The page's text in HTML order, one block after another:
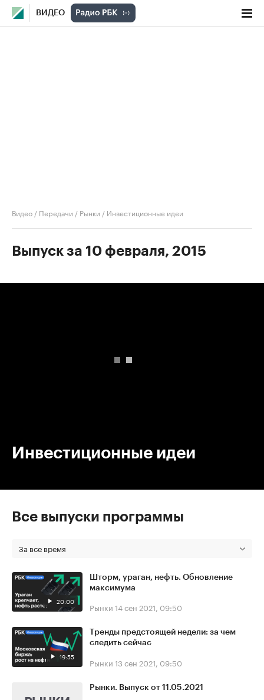
ВИДЕО
Видео / Передачи / Рынки / Инвестиционные идеи
Выпуск за 10 февраля, 2015
Инвестиционные идеи
Все выпуски программы
За все время
20:00
Шторм, ураган, нефть. Обновление
максимума
Рынки 14 сен 2021, 09:50
19:55
Тренды предстоящей недели: за чем
следить сейчас
Рынки 13 сен 2021, 09:50
Рынки. Выпуск от 11.05.2021